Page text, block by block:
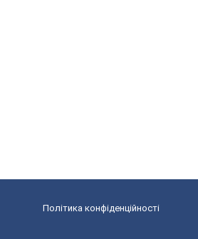
Політика конфіденційності